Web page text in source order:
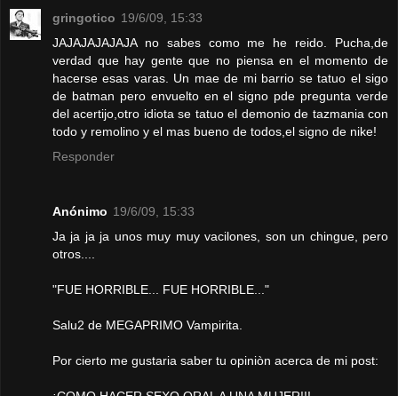
gringotico 19/6/09, 15:33
JAJAJAJAJAJA no sabes como me he reido. Pucha,de
verdad que hay gente que no piensa en el momento de
hacerse esas varas. Un mae de mi barrio se tatuo el sigo
de batman pero envuelto en el signo pde pregunta verde
del acertijo,otro idiota se tatuo el demonio de tazmania con
todo y remolino y el mas bueno de todos,el signo de nike!
Responder
Anónimo 19/6/09, 15:33
Ja ja ja ja unos muy muy vacilones, son un chingue, pero
otros....
"FUE HORRIBLE... FUE HORRIBLE..."
Salu2 de MEGAPRIMO Vampirita.
Por cierto me gustaria saber tu opiniòn acerca de mi post: